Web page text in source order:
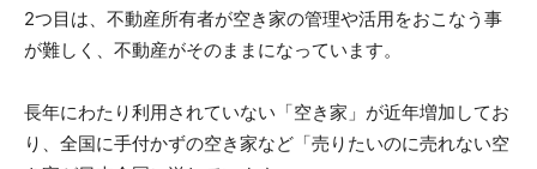
2つ目は、不動産所有者が空き家の管理や活用をおこなう事
が難しく、不動産がそのままになっています。
長年にわたり利用されていない「空き家」が近年増加してお
り、全国に手付かずの空き家など「売りたいのに売れない空